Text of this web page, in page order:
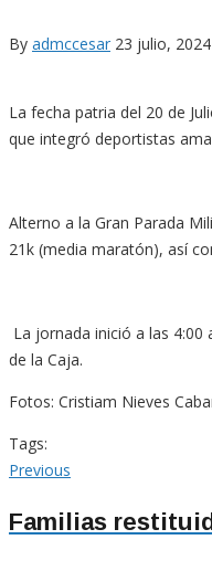
By admccesar 23 julio, 2024
La fecha patria del 20 de
que integró deportistas
Alterno a la Gran Parada
21k (media maratón), así
La jornada inició a las
de la Caja.
Fotos: Cristiam Nieves
Tags:
Navegación
de
Previous
Familias